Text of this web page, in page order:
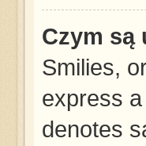
Czym są
Smilies,
express
denotes